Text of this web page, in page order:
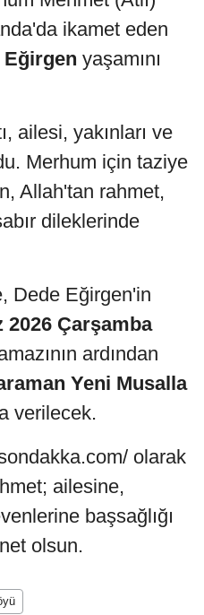
ikamet eden
Eğirgen yaşamını
ailesi, yakınları ve
Merhum için taziye
Allah'tan rahmet,
dileklerinde
Dede Eğirgen'in
2026 Çarşamba
ardından
Yeni Musalla
verilecek.
olarak
ailesine,
başsağlığı
olsun.